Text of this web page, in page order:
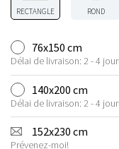
RECTANGLE ROND
76x150 cm
Délai de livraison: 2 - 4
140x200 cm
Délai de livraison: 2 - 4
152x230 cm
Prévenez-moi!